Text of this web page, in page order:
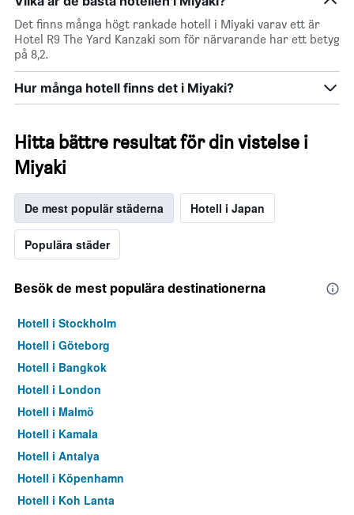
Det finns många högt rankade hotell i Miyaki varav ett är
Hotel R9 The Yard Kanzaki som för närvarande har ett betyg
på 8,2.
Hur många hotell finns det i Miyaki?
Hitta bättre resultat för din vistelse i
Miyaki
De mest populär städerna Hotell i Japan
Populära städer
Besök de mest populära destinationerna
Hotell i Stockholm
Hotell i Göteborg
Hotell i Bangkok
Hotell i London
Hotell i Malmö
Hotell i Kamala
Hotell i Antalya
Hotell i Köpenhamn
Hotell i Koh Lanta